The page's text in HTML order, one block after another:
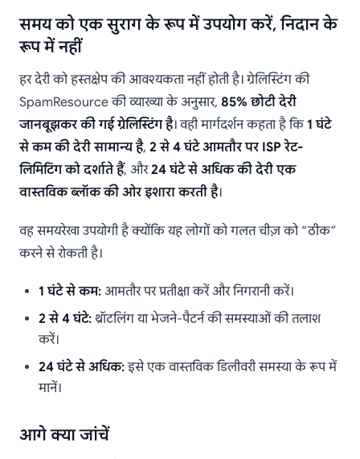
समय को एक सुराग के रूप में उपयोग करें, निदान के
रूप में नहीं
हर देरी को हस्तक्षेप की आवश्यकता नहीं होती है। ग्रेलिस्टिंग की
SpamResource की व्याख्या के अनुसार, 85% छोटी देरी
जानबूझकर की गई ग्रेलिस्टिंग है। वही मार्गदर्शन कहता है कि 1 घंटे
से कम की देरी सामान्य है, 2 से 4 घंटे आमतौर पर ISP रेट-
लिमिटिंग को दर्शाते हैं, और24 घंटे से अधिक की देरी एक
वास्तविक ब्लॉक की ओर इशारा करती है।
वह समयरेखा उपयोगी है क्योंकि यह लोगों को गलत चीज़ को “ठीक”
करने से रोकती है।
1 घंटे से कम: आमतौर पर प्रतीक्षा करें और निगरानी करें।
2 से 4 घंटे: थ्रॉटलिंग या भेजने-पैटर्न की समस्याओं की तलाश
करें।
24 घंटे से अधिक:इसे एक वास्तविक डिलीवरी समस्या के रूप में
मानें।
आगे क्या जांचें